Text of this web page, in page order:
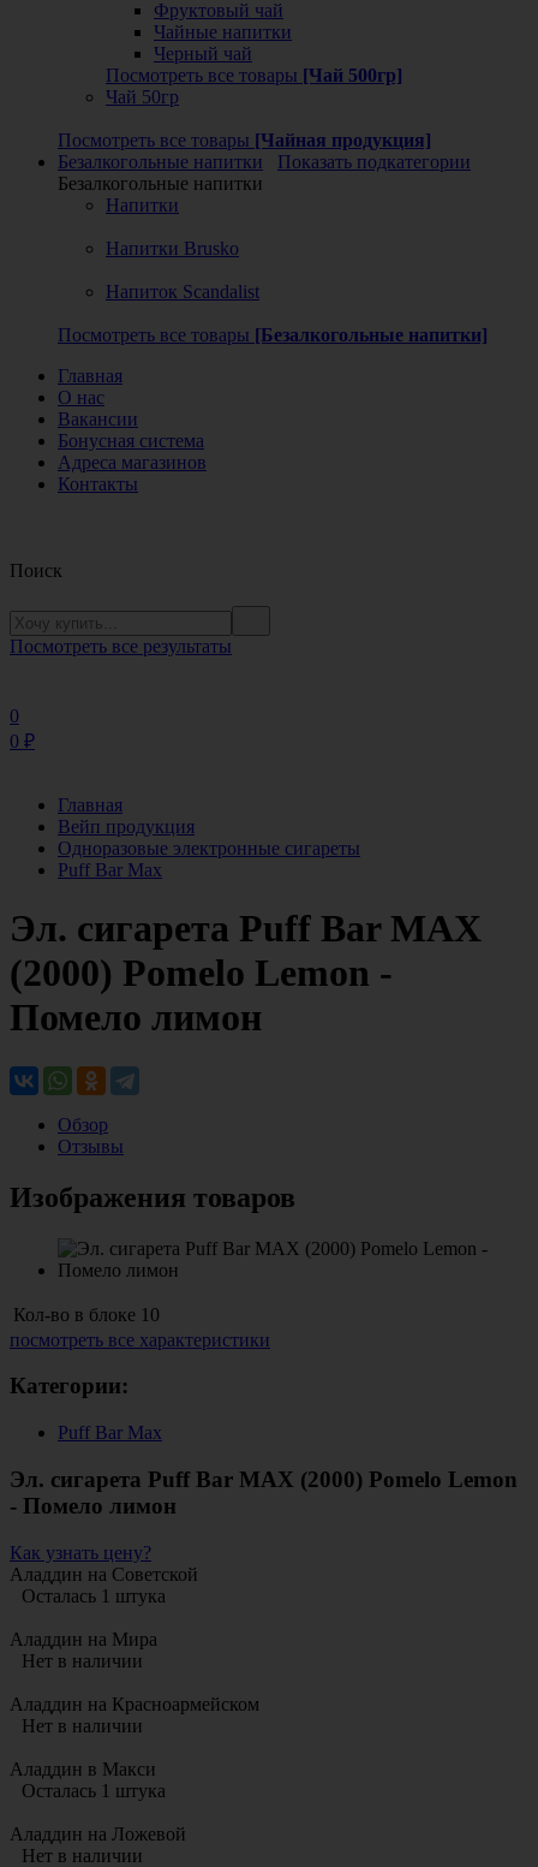
Фруктовый чай
Чайные напитки
Черный чай
Посмотреть все товары [Чай 500гр]
Чай 50гр
Посмотреть все товары [Чайная продукция]
Безалкогольные напитки
Показать подкатегории
Безалкогольные напитки
Напитки
Напитки Brusko
Напиток Scandalist
Посмотреть все товары [Безалкогольные напитки]
Главная
О нас
Вакансии
Бонусная система
Адреса магазинов
Контакты
Поиск
Посмотреть все результаты
0
0 ₽
Главная
Вейп продукция
Одноразовые электронные сигареты
Puff Bar Max
Эл. сигарета Puff Bar MAX
(2000) Pomelo Lemon -
Помело лимон
Обзор
Отзывы
Изображения товаров
Кол-во в блоке 10
посмотреть все характеристики
Категории:
Puff Bar Max
Эл. сигарета Puff Bar MAX (2000) Pomelo Lemon
- Помело лимон
Как узнать цену?
Аладдин на Советской
Осталась 1 штука
Аладдин на Мира
Нет в наличии
Аладдин на Красноармейском
Нет в наличии
Аладдин в Макси
Осталась 1 штука
Аладдин на Ложевой
Нет в наличии